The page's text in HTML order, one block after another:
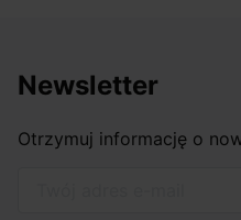
Newsletter
Otrzymuj informację o